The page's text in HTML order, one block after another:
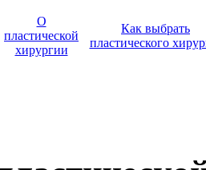
О
пластической
хирургии
Как выбрать
пластического